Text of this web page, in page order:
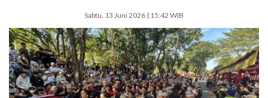
Sabtu, 13 Juni 2026 | 15:42 WIB